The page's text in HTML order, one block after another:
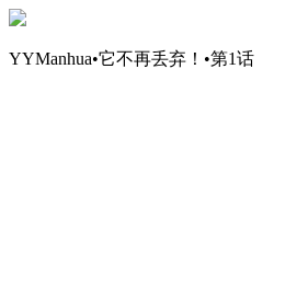
YYManhua•它不再丢弃！•第1话